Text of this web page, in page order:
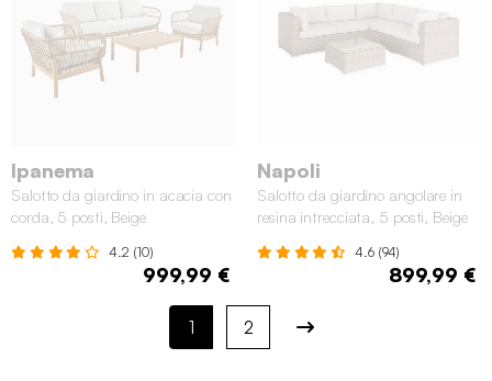
Ipanema
Salotto da giardino in acacia con
corda, 5 posti, Beige
4.2 (10)
999,99 €
Napoli
Salotto da giardino angolare in
resina intrecciata, 5 posti, Beige
4.6 (94)
899,99 €
1 2